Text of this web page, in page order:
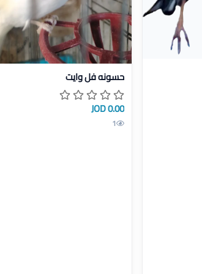
عرض تفاصيل حسونه فل وايت
حسونه فل وايت
0.00 JOD
1